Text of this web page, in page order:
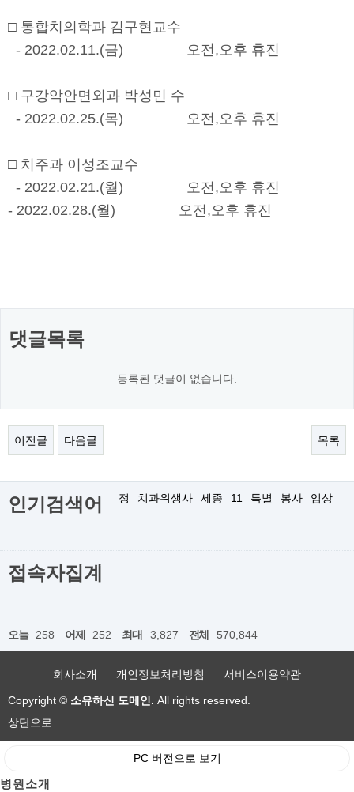
□ 통합치의학과 김구현교수
- 2022.02.11.(금) 오전,오후 휴진
□ 구강악안면외과 박성민 수
- 2022.02.25.(목) 오전,오후 휴진
□ 치주과 이성조교수
- 2022.02.21.(월) 오전,오후 휴진
- 2022.02.28.(월) 오전,오후 휴진
댓글목록
등록된 댓글이 없습니다.
이전글 다음글 목록
인기검색어 정 치과위생사 세종 11 특별 봉사 임상
접속자집계
오늘 258 어제 252 최대 3,827 전체 570,844
회사소개 개인정보처리방침 서비스이용약관
Copyright © 소유하신 도메인. All rights reserved.
상단으로
PC 버전으로 보기
병원소개